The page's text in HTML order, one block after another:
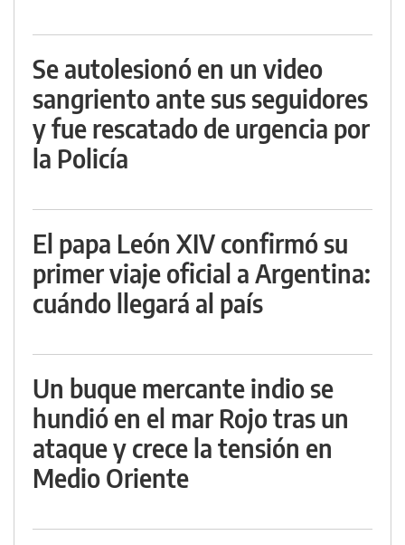
Se autolesionó en un video
sangriento ante sus seguidores
y fue rescatado de urgencia por
la Policía
El papa León XIV confirmó su
primer viaje oficial a Argentina:
cuándo llegará al país
Un buque mercante indio se
hundió en el mar Rojo tras un
ataque y crece la tensión en
Medio Oriente